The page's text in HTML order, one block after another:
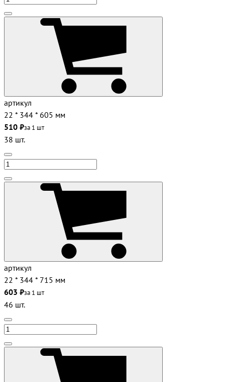
артикул
22 * 344 * 605 мм
510 ₽за 1 шт
38 шт.
артикул
22 * 344 * 715 мм
603 ₽за 1 шт
46 шт.